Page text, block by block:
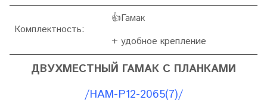
Комплектность:
👍Гамак
+ удобное крепление
ДВУХМЕСТНЫЙ ГАМАК С ПЛАНКАМИ
/HAM-P12-2065(7)/